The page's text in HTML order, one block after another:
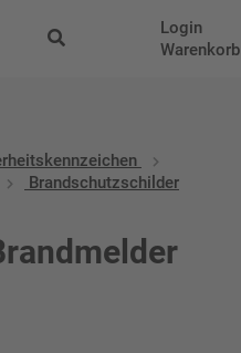
Login
Warenkorb
Brandschutzschilder